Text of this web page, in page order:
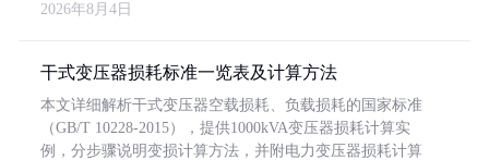
2026年8月4日
干式变压器损耗标准一览表及计算方法
本文详细解析干式变压器空载损耗、负载损耗的国家标准
（GB/T 10228-2015），提供1000kVA变压器损耗计算实
例，分步骤说明变损计算方法，并附电力变压器损耗计算